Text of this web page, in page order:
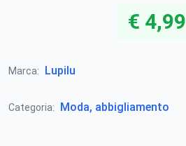
€ 4,99
Marca: Lupilu
Categoria: Moda, abbigliamento